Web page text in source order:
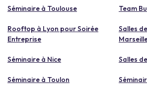
Séminaire à Toulouse Team
Rooftop à Lyon pour Soirée
Entreprise
Salles
Séminaire à Nice Salles
Séminaire à Toulon